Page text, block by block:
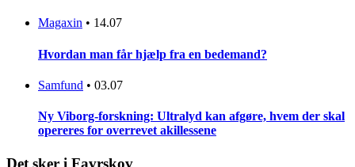
Magaxin • 14.07
Hvordan man får hjælp fra en bedemand?
Samfund • 03.07
Ny Viborg-forskning: Ultralyd kan afgøre, hvem der skal
opereres for overrevet akillessene
Det sker i Favrskov